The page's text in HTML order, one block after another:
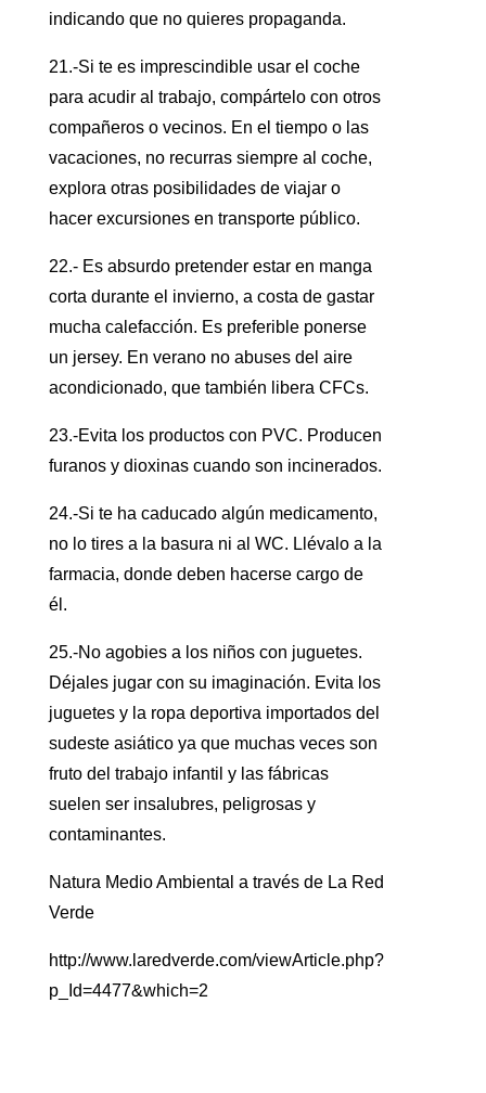
indicando que no quieres propaganda.
21.-Si te es imprescindible usar el coche
para acudir al trabajo, compártelo con otros
compañeros o vecinos. En el tiempo o las
vacaciones, no recurras siempre al coche,
explora otras posibilidades de viajar o
hacer excursiones en transporte público.
22.- Es absurdo pretender estar en manga
corta durante el invierno, a costa de gastar
mucha calefacción. Es preferible ponerse
un jersey. En verano no abuses del aire
acondicionado, que también libera CFCs.
23.-Evita los productos con PVC. Producen
furanos y dioxinas cuando son incinerados.
24.-Si te ha caducado algún medicamento,
no lo tires a la basura ni al WC. Llévalo a la
farmacia, donde deben hacerse cargo de
él.
25.-No agobies a los niños con juguetes.
Déjales jugar con su imaginación. Evita los
juguetes y la ropa deportiva importados del
sudeste asiático ya que muchas veces son
fruto del trabajo infantil y las fábricas
suelen ser insalubres, peligrosas y
contaminantes.
Natura Medio Ambiental a través de La Red
Verde
http://www.laredverde.com/viewArticle.php?
p_Id=4477&which=2